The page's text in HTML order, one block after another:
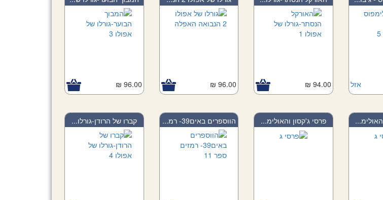
אזל 94.00 ₪
96.00 ₪
96.00 ₪
פרסי ג'קסון והאולימ... הווספרים באים39- רמ... קברו של הרודן-גורלו...